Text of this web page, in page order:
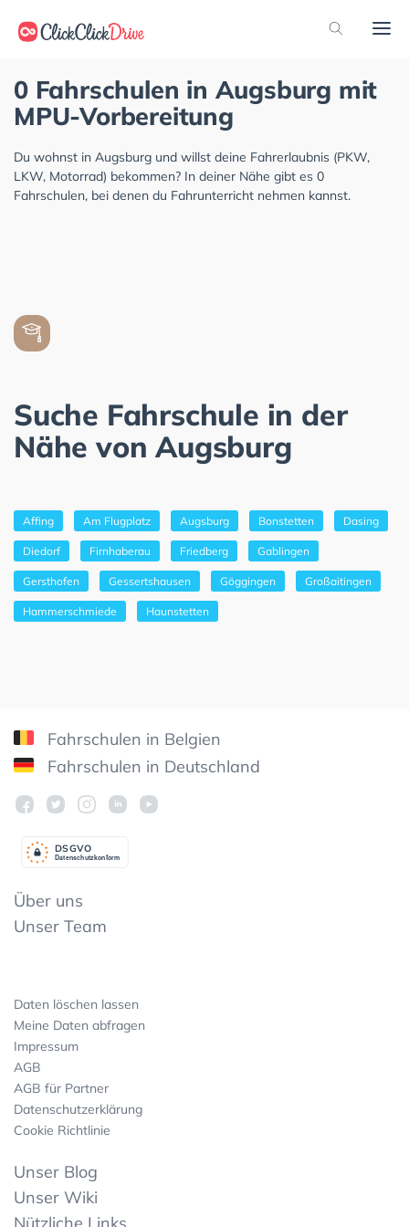
0 Fahrschulen in Augsburg mit
MPU-Vorbereitung
Du wohnst in Augsburg und willst deine Fahrerlaubnis (PKW,
LKW, Motorrad) bekommen? In deiner Nähe gibt es 0
Fahrschulen, bei denen du Fahrunterricht nehmen kannst.
Suche Fahrschule in der
Nähe von Augsburg
Affing Am Flugplatz Augsburg Bonstetten Dasing
Diedorf Firnhaberau Friedberg Gablingen
Gersthofen Gessertshausen Göggingen Großaitingen
Hammerschmiede Haunstetten
Fahrschulen in Belgien
Fahrschulen in Deutschland
Datenschutzkonform
DSGVO
Über uns
Unser Team
Daten löschen lassen
Meine Daten abfragen
Impressum
AGB
AGB für Partner
Datenschutzerklärung
Cookie Richtlinie
Unser Blog
Unser Wiki